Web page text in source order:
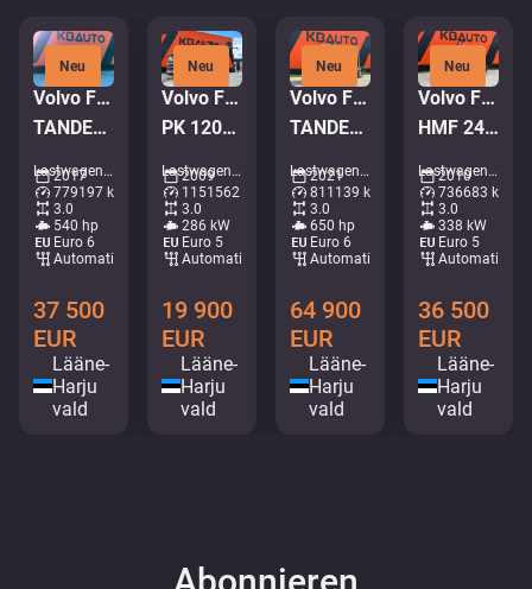
Neu
Volvo FMX 540 6x4
TANDEM AXEL LIFT / SIDE TIPP
Lastwagen - Kipper • M250-4095
2017
779197 km
3.0
540 hp
Euro 6
Automatisch
37 500
EUR
Lääne-
Harju
vald
Neu
Volvo FM 9 380 6x2*4
PK 12002 / PLATFORM L=8003 mm
Lastwagen - Kran-Bordwand • M215-6363
2009
1151562 km
3.0
286 kW
Euro 5
Automatisch
19 900
EUR
Lääne-
Harju
vald
Neu
Volvo FH16 650
TANDEM AXLE LIFT / PTO
Lastwagen - Holzlaster • M992-5872
2021
811139 km
3.0
650 hp
Euro 6
Automatisch
64 900
EUR
Lääne-
Harju
vald
Neu
Volvo FM 450 6x2*4
HMF 2420 K5 / PALIFT L=4750 mm
Lastwagen - Kranhakenlift • M062-7905
2010
736683 km
3.0
338 kW
Euro 5
Automatisch
36 500
EUR
Lääne-
Harju
vald
Abonnieren